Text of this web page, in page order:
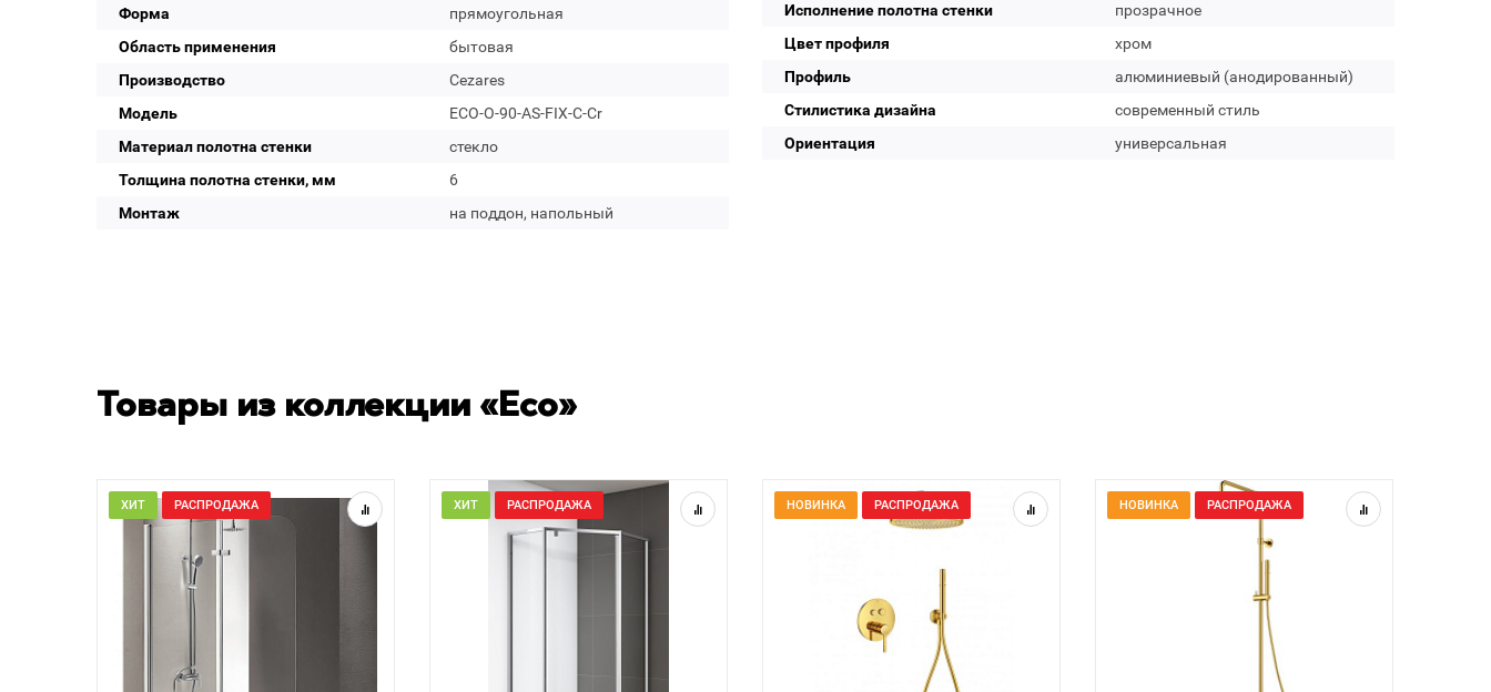
Форма
прямоугольная
Область применения
бытовая
Производство
Cezares
Модель
ECO-O-90-AS-FIX-C-Cr
Материал полотна стенки
стекло
Толщина полотна стенки, мм
6
Монтаж
на поддон, напольный
Исполнение полотна стенки
прозрачное
Цвет профиля
хром
Профиль
алюминиевый (анодированный)
Стилистика дизайна
современный стиль
Ориентация
универсальная
Товары из коллекции «Eco»
ХИТ РАСПРОДАЖА ХИТ РАСПРОДАЖА НОВИНКА РАСПРОДАЖА НОВИНКА РАСПРОДАЖА